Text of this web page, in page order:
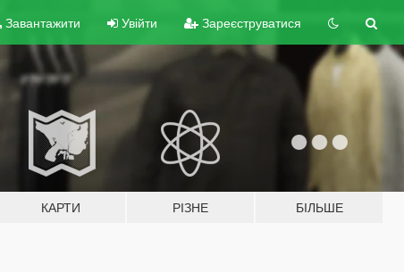
Завантажити Увійти Зареєструватися
КАРТИ РІЗНЕ БІЛЬШЕ